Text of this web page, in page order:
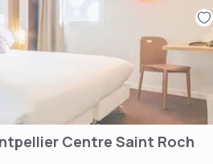
Centre Saint Roch